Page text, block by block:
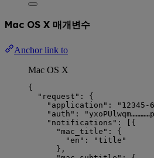
Mac OS X 매개변수
Anchor link to
Mac OS X
{
"request" : {
"application" : " 12345-
"auth" : "
"notifications" : [{
"mac_title" :
"en" : " title "
},